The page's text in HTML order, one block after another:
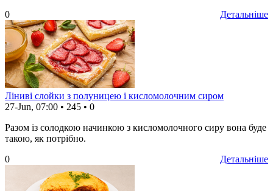
Детальніше
0
Ліниві слойки з полуницею і кисломолочним сиром
27-Jun, 07:00 • 245 • 0
Разом із солодкою начинкою з кисломолочного сиру вона буде
такою, як потрібно.
Детальніше
0